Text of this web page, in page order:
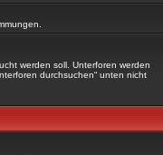
werden soll. Unterforen werden
durchsuchen“ unten nicht